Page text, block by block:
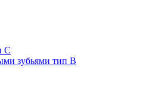
C
зубьями тип B